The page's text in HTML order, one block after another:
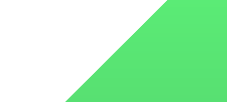
для ароматизации и нейтрализации запахов
для стирки и ухода за тканями
для ковров и текстильных изделий
специализированные чистящие средства
универсальные чистящие средства
дезинфицирующие средства
Автохимия и автокосметика
автоэмали
аэрозольные смазки